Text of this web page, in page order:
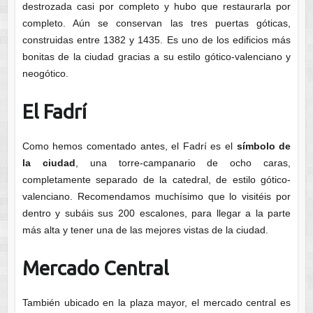
destrozada casi por completo y hubo que restaurarla por
completo. Aún se conservan las tres puertas góticas,
construidas entre 1382 y 1435. Es uno de los edificios más
bonitas de la ciudad gracias a su estilo gótico-valenciano y
neogótico.
El Fadrí
Como hemos comentado antes, el Fadrí es el símbolo de
la ciudad, una torre-campanario de ocho caras,
completamente separado de la catedral, de estilo gótico-
valenciano. Recomendamos muchísimo que lo visitéis por
dentro y subáis sus 200 escalones, para llegar a la parte
más alta y tener una de las mejores vistas de la ciudad.
Mercado Central
También ubicado en la plaza mayor, el mercado central es